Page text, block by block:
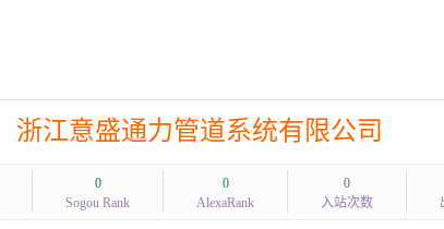
浙江意盛通力管道系统有限公司
0
Sogou Rank
0
AlexaRank
0
入站次数